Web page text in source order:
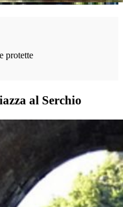
protette
al Serchio